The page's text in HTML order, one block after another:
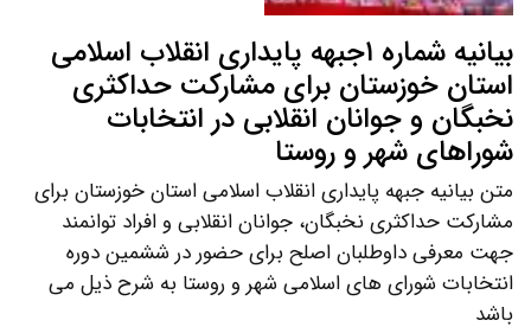
بیانیه شماره ۱جبهه پایداری انقلاب اسلامی
استان خوزستان برای مشارکت حداکثری
نخبگان و جوانان انقلابی در انتخابات
شوراهای شهر و روستا
متن بیانیه جبهه پایداری انقلاب اسلامی استان خوزستان برای
مشارکت حداکثری نخبگان، جوانان انقلابی و افراد توانمند
جهت معرفی داوطلبان اصلح برای حضور در ششمین دوره
انتخابات شورای های اسلامی شهر و روستا به شرح ذیل می
باشد